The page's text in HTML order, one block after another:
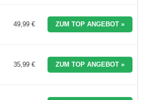
49,99 € ZUM TOP ANGEBOT »
35,99 € ZUM TOP ANGEBOT »